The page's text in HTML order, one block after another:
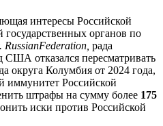
интересы Российской
органов по
. RussianFederation рада
отказался пересматривать
округа Колумбия от 2024 года,
иммунитет Российской
штрафы на сумму более 175
иски против Российской